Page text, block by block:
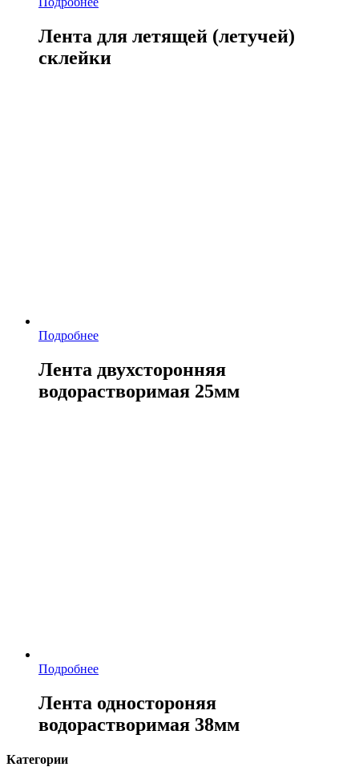
Лента для летящей (летучей)
склейки
Подробнее
Лента двухсторонняя
водорастворимая 25мм
Подробнее
Лента одностороняя
водорастворимая 38мм
Категории